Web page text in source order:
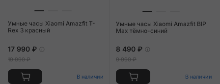
Умные часы Xiaomi Amazfit T-
Rex 3 красный
17 990 ₽
19 990 ₽
В наличии
Умные часы Xiaomi Amazfit BIP
Max тёмно-синий
8 490 ₽
9 990 ₽
В наличии